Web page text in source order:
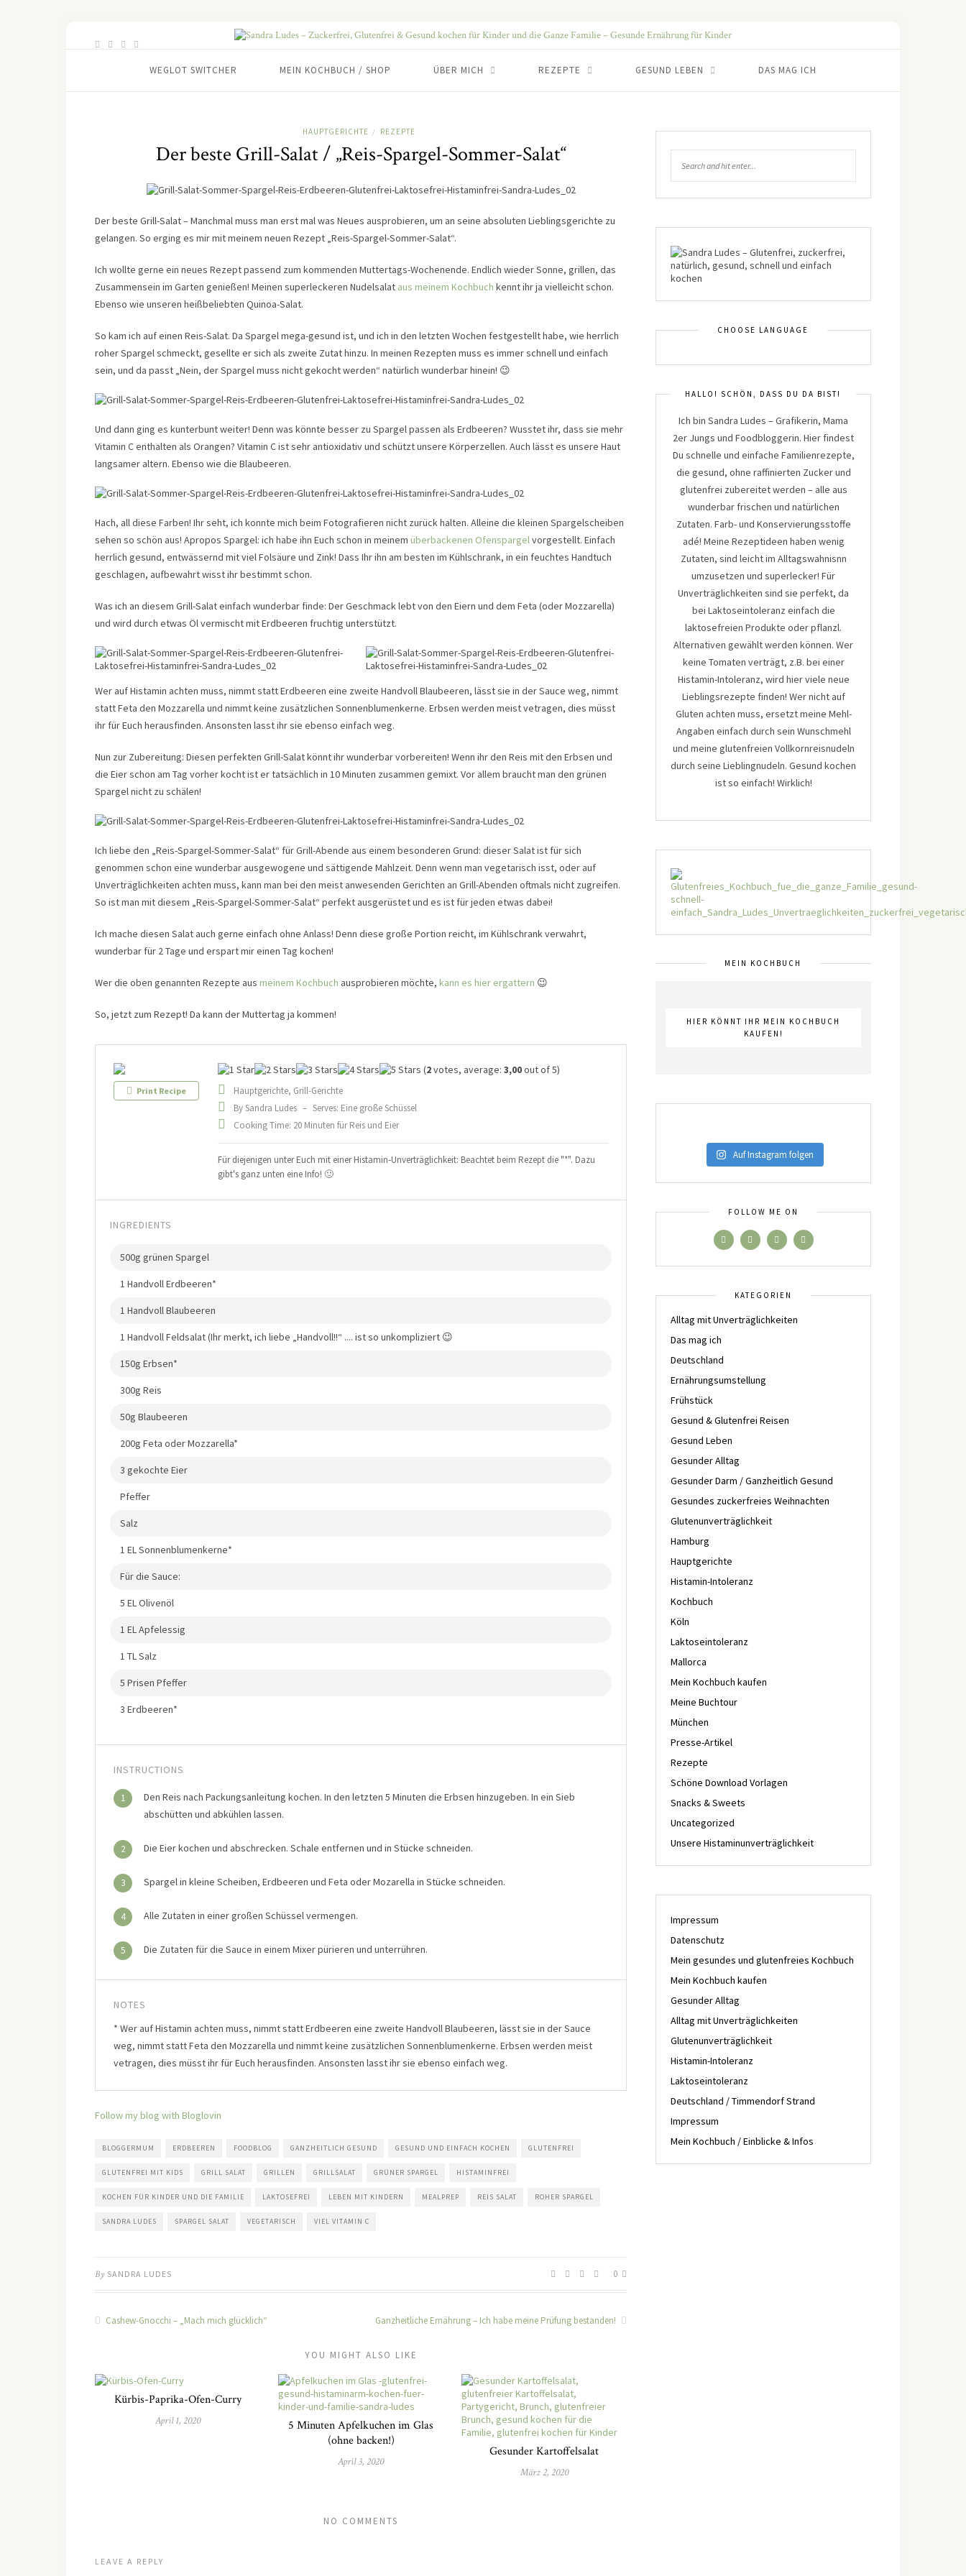
WEGLOT SWITCHER MEIN KOCHBUCH / SHOP ÜBER MICH REZEPTE GESUND LEBEN DAS MAG ICH
HAUPTGERICHTE / REZEPTE
Der beste Grill-Salat / „Reis-Spargel-Sommer-Salat“
Der beste Grill-Salat – Manchmal muss man erst mal was Neues ausprobieren, um an seine absoluten Lieblingsgerichte zu
gelangen. So erging es mir mit meinem neuen Rezept „Reis-Spargel-Sommer-Salat“.
Ich wollte gerne ein neues Rezept passend zum kommenden Muttertags-Wochenende. Endlich wieder Sonne, grillen, das
Zusammensein im Garten genießen! Meinen superleckeren Nudelsalat aus meinem Kochbuch kennt ihr ja vielleicht schon.
Ebenso wie unseren heißbeliebten Quinoa-Salat.
So kam ich auf einen Reis-Salat. Da Spargel mega-gesund ist, und ich in den letzten Wochen festgestellt habe, wie herrlich
roher Spargel schmeckt, gesellte er sich als zweite Zutat hinzu. In meinen Rezepten muss es immer schnell und einfach
sein, und da passt „Nein, der Spargel muss nicht gekocht werden“ natürlich wunderbar hinein! 😉
Und dann ging es kunterbunt weiter! Denn was könnte besser zu Spargel passen als Erdbeeren? Wusstet ihr, dass sie mehr
Vitamin C enthalten als Orangen? Vitamin C ist sehr antioxidativ und schützt unsere Körperzellen. Auch lässt es unsere Haut
langsamer altern. Ebenso wie die Blaubeeren.
Hach, all diese Farben! Ihr seht, ich konnte mich beim Fotografieren nicht zurück halten. Alleine die kleinen Spargelscheiben
sehen so schön aus! Apropos Spargel: ich habe ihn Euch schon in meinem überbackenen Ofenspargel vorgestellt. Einfach
herrlich gesund, entwässernd mit viel Folsäure und Zink! Dass Ihr ihn am besten im Kühlschrank, in ein feuchtes Handtuch
geschlagen, aufbewahrt wisst ihr bestimmt schon.
Was ich an diesem Grill-Salat einfach wunderbar finde: Der Geschmack lebt von den Eiern und dem Feta (oder Mozzarella)
und wird durch etwas Öl vermischt mit Erdbeeren fruchtig unterstützt.
Wer auf Histamin achten muss, nimmt statt Erdbeeren eine zweite Handvoll Blaubeeren, lässt sie in der Sauce weg, nimmt
statt Feta den Mozzarella und nimmt keine zusätzlichen Sonnenblumenkerne. Erbsen werden meist vetragen, dies müsst
ihr für Euch herausfinden. Ansonsten lasst ihr sie ebenso einfach weg.
Nun zur Zubereitung: Diesen perfekten Grill-Salat könnt ihr wunderbar vorbereiten! Wenn ihr den Reis mit den Erbsen und
die Eier schon am Tag vorher kocht ist er tatsächlich in 10 Minuten zusammen gemixt. Vor allem braucht man den grünen
Spargel nicht zu schälen!
Ich liebe den „Reis-Spargel-Sommer-Salat“ für Grill-Abende aus einem besonderen Grund: dieser Salat ist für sich
genommen schon eine wunderbar ausgewogene und sättigende Mahlzeit. Denn wenn man vegetarisch isst, oder auf
Unverträglichkeiten achten muss, kann man bei den meist anwesenden Gerichten an Grill-Abenden oftmals nicht zugreifen.
So ist man mit diesem „Reis-Spargel-Sommer-Salat“ perfekt ausgerüstet und es ist für jeden etwas dabei!
Ich mache diesen Salat auch gerne einfach ohne Anlass! Denn diese große Portion reicht, im Kühlschrank verwahrt,
wunderbar für 2 Tage und erspart mir einen Tag kochen!
Wer die oben genannten Rezepte aus meinem Kochbuch ausprobieren möchte, kann es hier ergattern 😉
So, jetzt zum Rezept! Da kann der Muttertag ja kommen!
Print Recipe
(2votes, average: 3,00out of 5)
Hauptgerichte, Grill-Gerichte
By Sandra Ludes – Serves: Eine große Schüssel
Cooking Time: 20 Minuten für Reis und Eier
Für diejenigen unter Euch mit einer Histamin-Unverträglichkeit: Beachtet beim Rezept die "*". Dazu
gibt's ganz unten eine Info! 🙂
INGREDIENTS
500g grünen Spargel
1 Handvoll Erdbeeren*
1 Handvoll Blaubeeren
1 Handvoll Feldsalat (Ihr merkt, ich liebe „Handvoll!!“ .... ist so unkompliziert 😉
150g Erbsen*
300g Reis
50g Blaubeeren
200g Feta oder Mozzarella*
3 gekochte Eier
Pfeffer
Salz
1 EL Sonnenblumenkerne*
Für die Sauce:
5 EL Olivenöl
1 EL Apfelessig
1 TL Salz
5 Prisen Pfeffer
3 Erdbeeren*
INSTRUCTIONS
1
Den Reis nach Packungsanleitung kochen. In den letzten 5 Minuten die Erbsen hinzugeben. In ein Sieb
abschütten und abkühlen lassen.
2 Die Eier kochen und abschrecken. Schale entfernen und in Stücke schneiden.
3 Spargel in kleine Scheiben, Erdbeeren und Feta oder Mozarella in Stücke schneiden.
4 Alle Zutaten in einer großen Schüssel vermengen.
5 Die Zutaten für die Sauce in einem Mixer pürieren und unterrühren.
NOTES
* Wer auf Histamin achten muss, nimmt statt Erdbeeren eine zweite Handvoll Blaubeeren, lässt sie in der Sauce
weg, nimmt statt Feta den Mozzarella und nimmt keine zusätzlichen Sonnenblumenkerne. Erbsen werden meist
vetragen, dies müsst ihr für Euch herausfinden. Ansonsten lasst ihr sie ebenso einfach weg.
Follow my blog with Bloglovin
BLOGGERMUM ERDBEEREN FOODBLOG GANZHEITLICH GESUND GESUND UND EINFACH KOCHEN GLUTENFREI
GLUTENFREI MIT KIDS GRILL SALAT GRILLEN GRILLSALAT GRÜNER SPARGEL HISTAMINFREI
KOCHEN FÜR KINDER UND DIE FAMILIE LAKTOSEFREI LEBEN MIT KINDERN MEALPREP REIS SALAT ROHER SPARGEL
SANDRA LUDES SPARGEL SALAT VEGETARISCH VIEL VITAMIN C
By SANDRA LUDES 0
Cashew-Gnocchi – „Mach mich glücklich“ Ganzheitliche Ernährung – Ich habe meine Prüfung bestanden!
YOU MIGHT ALSO LIKE
Kürbis-Paprika-Ofen-Curry
April 1, 2020
5 Minuten Apfelkuchen im Glas
(ohne backen!)
April 3, 2020
Gesunder Kartoffelsalat
März 2, 2020
NO COMMENTS
LEAVE A REPLY
CHOOSE LANGUAGE
HALLO! SCHÖN, DASS DU DA BIST!
Ich bin Sandra Ludes – Grafikerin, Mama
2er Jungs und Foodbloggerin. Hier findest
Du schnelle und einfache Familienrezepte,
die gesund, ohne raffinierten Zucker und
glutenfrei zubereitet werden – alle aus
wunderbar frischen und natürlichen
Zutaten. Farb- und Konservierungsstoffe
adé! Meine Rezeptideen haben wenig
Zutaten, sind leicht im Alltagswahnisnn
umzusetzen und superlecker! Für
Unverträglichkeiten sind sie perfekt, da
bei Laktoseintoleranz einfach die
laktosefreien Produkte oder pflanzl.
Alternativen gewählt werden können. Wer
keine Tomaten verträgt, z.B. bei einer
Histamin-Intoleranz, wird hier viele neue
Lieblingsrezepte finden! Wer nicht auf
Gluten achten muss, ersetzt meine Mehl-
Angaben einfach durch sein Wunschmehl
und meine glutenfreien Vollkornreisnudeln
durch seine Lieblingnudeln. Gesund kochen
ist so einfach! Wirklich!
MEIN KOCHBUCH
HIER KÖNNT IHR MEIN KOCHBUCH
KAUFEN!
Auf Instagram folgen
FOLLOW ME ON
KATEGORIEN
Alltag mit Unverträglichkeiten
Das mag ich
Deutschland
Ernährungsumstellung
Frühstück
Gesund & Glutenfrei Reisen
Gesund Leben
Gesunder Alltag
Gesunder Darm / Ganzheitlich Gesund
Gesundes zuckerfreies Weihnachten
Glutenunverträglichkeit
Hamburg
Hauptgerichte
Histamin-Intoleranz
Kochbuch
Köln
Laktoseintoleranz
Mallorca
Mein Kochbuch kaufen
Meine Buchtour
München
Presse-Artikel
Rezepte
Schöne Download Vorlagen
Snacks & Sweets
Uncategorized
Unsere Histaminunverträglichkeit
Impressum
Datenschutz
Mein gesundes und glutenfreies Kochbuch
Mein Kochbuch kaufen
Gesunder Alltag
Alltag mit Unverträglichkeiten
Glutenunverträglichkeit
Histamin-Intoleranz
Laktoseintoleranz
Deutschland / Timmendorf Strand
Impressum
Mein Kochbuch / Einblicke & Infos